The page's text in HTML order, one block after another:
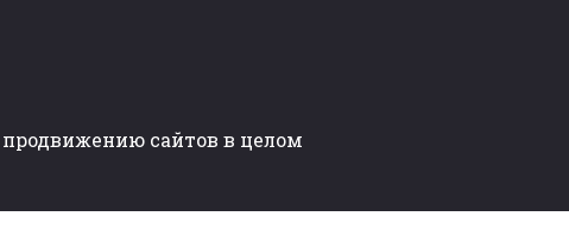
сайтов в целом